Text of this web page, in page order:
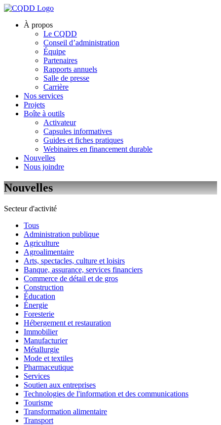
À propos
Le CQDD
Conseil d’administration
Équipe
Partenaires
Rapports annuels
Salle de presse
Carrière
Nos services
Projets
Boîte à outils
Activateur
Capsules informatives
Guides et fiches pratiques
Webinaires en financement durable
Nouvelles
Nous joindre
Nouvelles
Secteur d'activité
Tous
Administration publique
Agriculture
Agroalimentaire
Arts, spectacles, culture et loisirs
Banque, assurance, services financiers
Commerce de détail et de gros
Construction
Éducation
Énergie
Foresterie
Hébergement et restauration
Immobilier
Manufacturier
Métallurgie
Mode et textiles
Pharmaceutique
Services
Soutien aux entreprises
Technologies de l'information et des communications
Tourisme
Transformation alimentaire
Transport